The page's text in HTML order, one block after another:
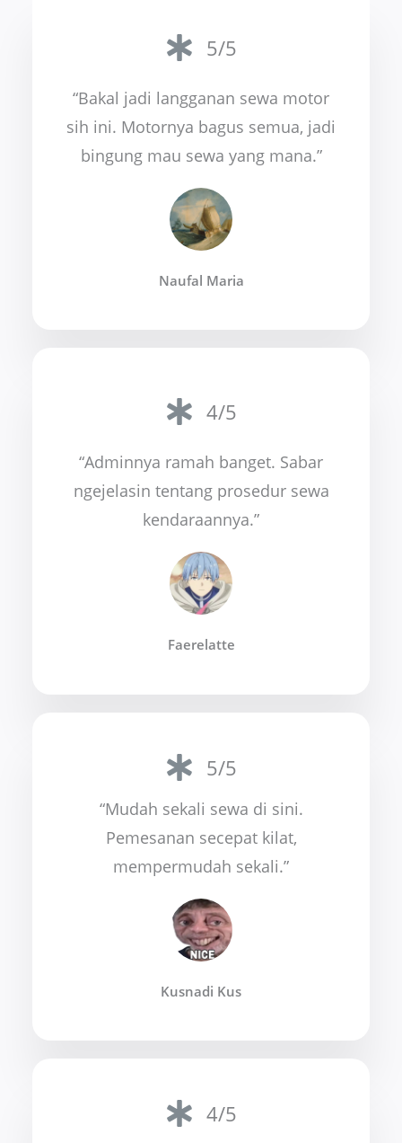
5/5
“Bakal jadi langganan sewa motor
sih ini. Motornya bagus semua, jadi
bingung mau sewa yang mana.”
Naufal Maria
4/5
“Adminnya ramah banget. Sabar
ngejelasin tentang prosedur sewa
kendaraannya.”
Faerelatte
5/5
“Mudah sekali sewa di sini.
Pemesanan secepat kilat,
mempermudah sekali.”
Kusnadi Kus
4/5